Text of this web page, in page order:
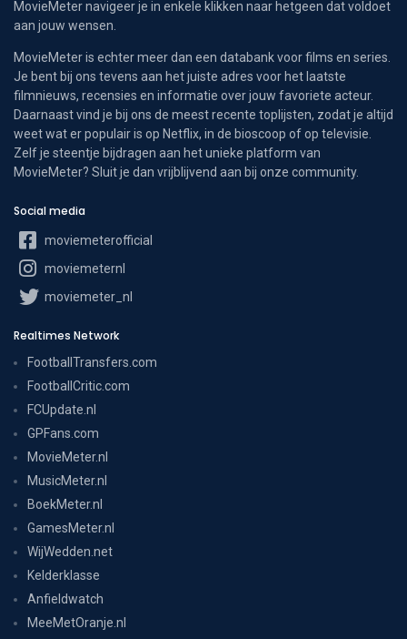
MovieMeter navigeer je in enkele klikken naar hetgeen dat voldoet
aan jouw wensen.
MovieMeter is echter meer dan een databank voor films en series.
Je bent bij ons tevens aan het juiste adres voor het laatste
filmnieuws, recensies en informatie over jouw favoriete acteur.
Daarnaast vind je bij ons de meest recente toplijsten, zodat je altijd
weet wat er populair is op Netflix, in de bioscoop of op televisie.
Zelf je steentje bijdragen aan het unieke platform van
MovieMeter? Sluit je dan vrijblijvend aan bij onze community.
Social media
moviemeterofficial
moviemeternl
moviemeter_nl
Realtimes Network
FootballTransfers.com
FootballCritic.com
FCUpdate.nl
GPFans.com
MovieMeter.nl
MusicMeter.nl
BoekMeter.nl
GamesMeter.nl
WijWedden.net
Kelderklasse
Anfieldwatch
MeeMetOranje.nl